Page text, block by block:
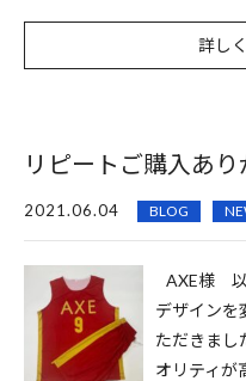
詳し
リピートご購入あ
2021.06.04 BLOG
AXE様 以
デザイン
ただきまし
オリティが